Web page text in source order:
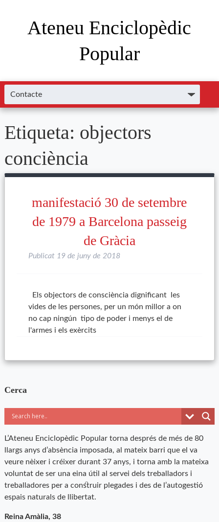
Ateneu Enciclopèdic
Popular
Etiqueta: objectors
conciència
manifestació 30 de setembre
de 1979 a Barcelona passeig
de Gràcia
Publicat 19 de juny de 2018
Els objectors de consciència dignificant les
vides de les persones, per un món millor a on
no cap ningún tipo de poder i menys el de
l'armes i els exèrcits
Cerca
L’Ateneu Enciclopèdic Popular torna després de més de 80
llargs anys d’absència imposada, al mateix barri que el va
veure nèixer i créixer durant 37 anys, i torna amb la mateixa
voluntat de ser una eina útil al servei dels treballadors i
treballadores per a construir plegades i des de l’autogestió
espais naturals de llibertat.
Reina Amàlia, 38